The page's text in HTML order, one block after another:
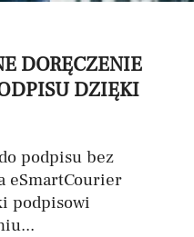
DORĘCZENIE
DZIĘKI
podpisu bez
eSmartCourier
podpisowi